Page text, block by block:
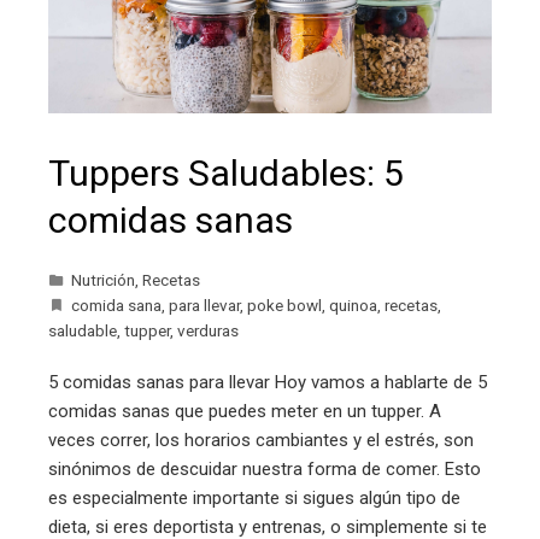
Tuppers Saludables: 5
comidas sanas
Nutrición Recetas
comida sana para llevar, poke bowl quinoa recetas
saludable tupper, verduras
5 comidas sanas para llevar Hoy vamos a hablarte de 5
comidas sanas que puedes meter en un tupper. A
veces correr, los horarios cambiantes y el estrés, son
sinónimos de descuidar nuestra forma de comer. Esto
es especialmente importante si sigues algún tipo de
dieta, si eres deportista y entrenas, o simplemente si te